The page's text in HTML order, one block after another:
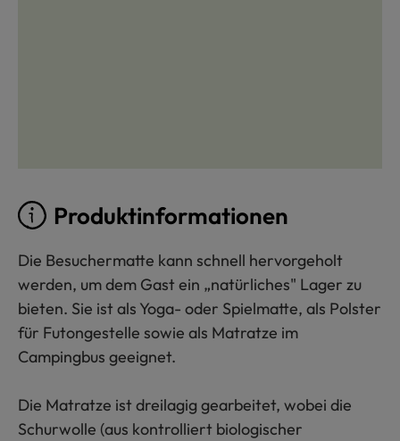
Produktinformationen
Die Besuchermatte kann schnell hervorgeholt
werden, um dem Gast ein „natürliches" Lager zu
bieten. Sie ist als Yoga- oder Spielmatte, als Polster
für Futongestelle sowie als Matratze im
Campingbus geeignet.
Die Matratze ist dreilagig gearbeitet, wobei die
Schurwolle (aus kontrolliert biologischer